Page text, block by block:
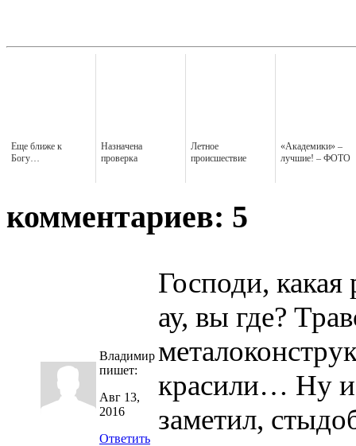
Еще ближе к
Богу…
Назначена
проверка
Летное
происшествие
«Академики» –
лучшие! – ФОТО
комментариев: 5
Владимир
пишет:
Авг 13,
2016
Ответить
Господи,
ау, вы где?
красили… Ну и
заметил,